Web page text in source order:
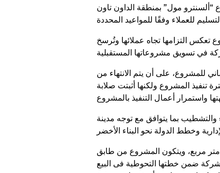
مول” بمنطقة الداون تاون
التزامها تجاه عملائها وتُرسخ
للمشروع، على أن يتم الانتهاء من
تنفيذ المشروع ولكنها أثبتت صلابة
والتشطيب بما يتوافق مع توجه مدينة
يقع في منطقة الداون تاون بالعاصمة الإدارية الجديدة على مساحة تصل إلى نحو 6 آلاف متر مربع، ويتكون المشروع من طابق
به الشركة ضمن خطتها التحوطية فى البيع